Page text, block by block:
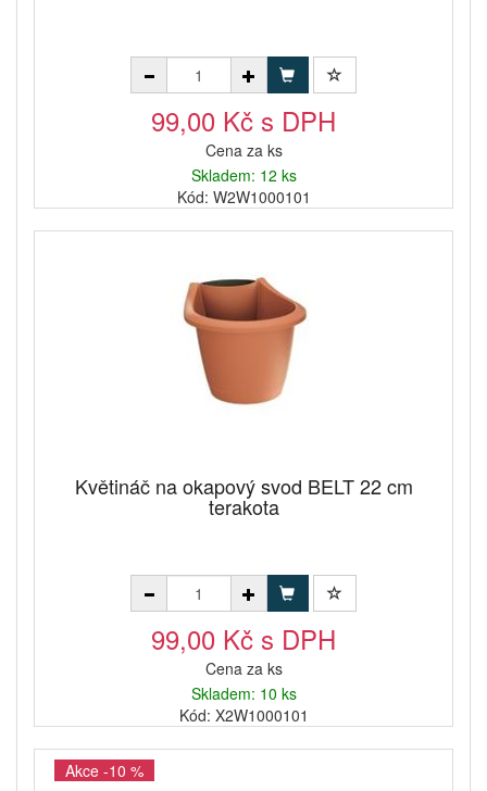
99,00 Kč s DPH
Cena za ks
Skladem: 12 ks
Kód: W2W1000101
Květináč na okapový svod BELT 22 cm
terakota
99,00 Kč s DPH
Cena za ks
Skladem: 10 ks
Kód: X2W1000101
Akce -10 %